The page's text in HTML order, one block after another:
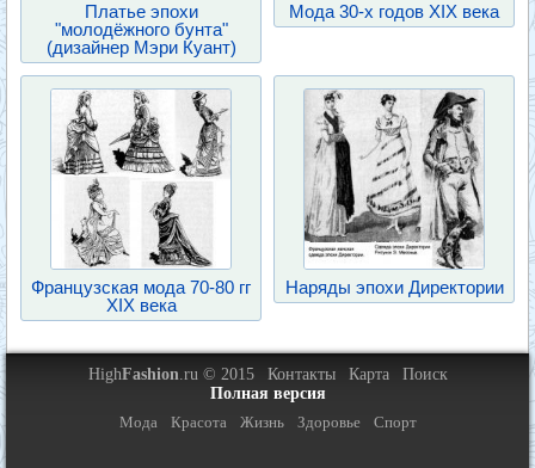
Платье эпохи
"молодёжного бунта"
(дизайнер Мэри Куант)
Мода 30-х годов XIX века
Французская мода 70-80 гг
XIX века
Наряды эпохи Директории
HighFashion.ru © 2015 Контакты Карта
Поиск
Полная версия
Мода
Красота Жизнь Здоровье Спорт